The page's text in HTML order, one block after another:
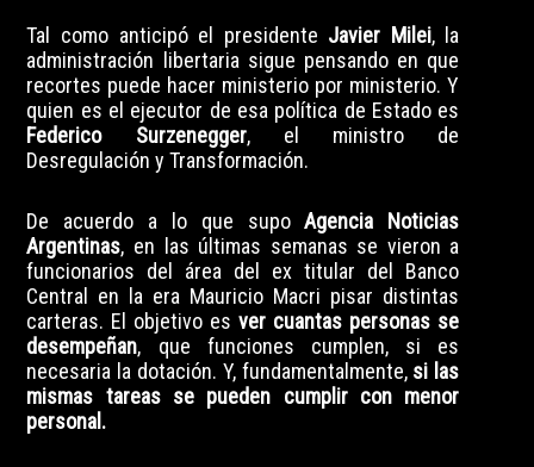
Tal como anticipó el presidente Javier Milei, la
administración libertaria sigue pensando en que
recortes puede hacer ministerio por ministerio. Y
quien es el ejecutor de esa política de Estado es
Federico Surzenegger, el ministro de
Desregulación y Transformación.
De acuerdo a lo que supoAgencia Noticias
Argentinas, en las últimas semanas se vieron a
funcionarios del área del ex titular del Banco
Central en la era Mauricio Macri pisar distintas
carteras. El objetivo es ver cuantas personas se
desempeñan, que funciones cumplen, si es
necesaria la dotación. Y, fundamentalmente, si las
mismas tareas se pueden cumplir con menor
personal.